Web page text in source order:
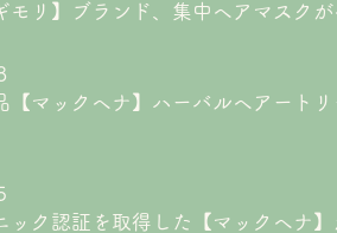
モリ】ブランド、集中ヘアマスク
【マックヘナ】ハーバルヘアート
ック認証を取得した【マックヘナ